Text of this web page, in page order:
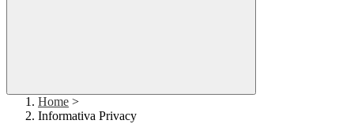
Home >
Informativa Privacy